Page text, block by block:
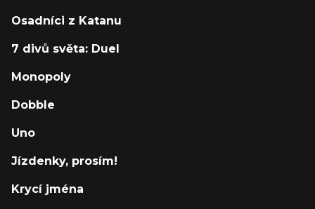
Osadníci z Katanu
7 divů světa: Duel
Monopoly
Dobble
Uno
Jízdenky, prosím!
Krycí jména